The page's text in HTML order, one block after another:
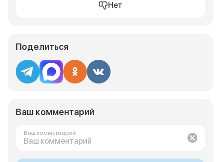
Нет
Поделиться
Ваш комментарий
Ваш комментарий